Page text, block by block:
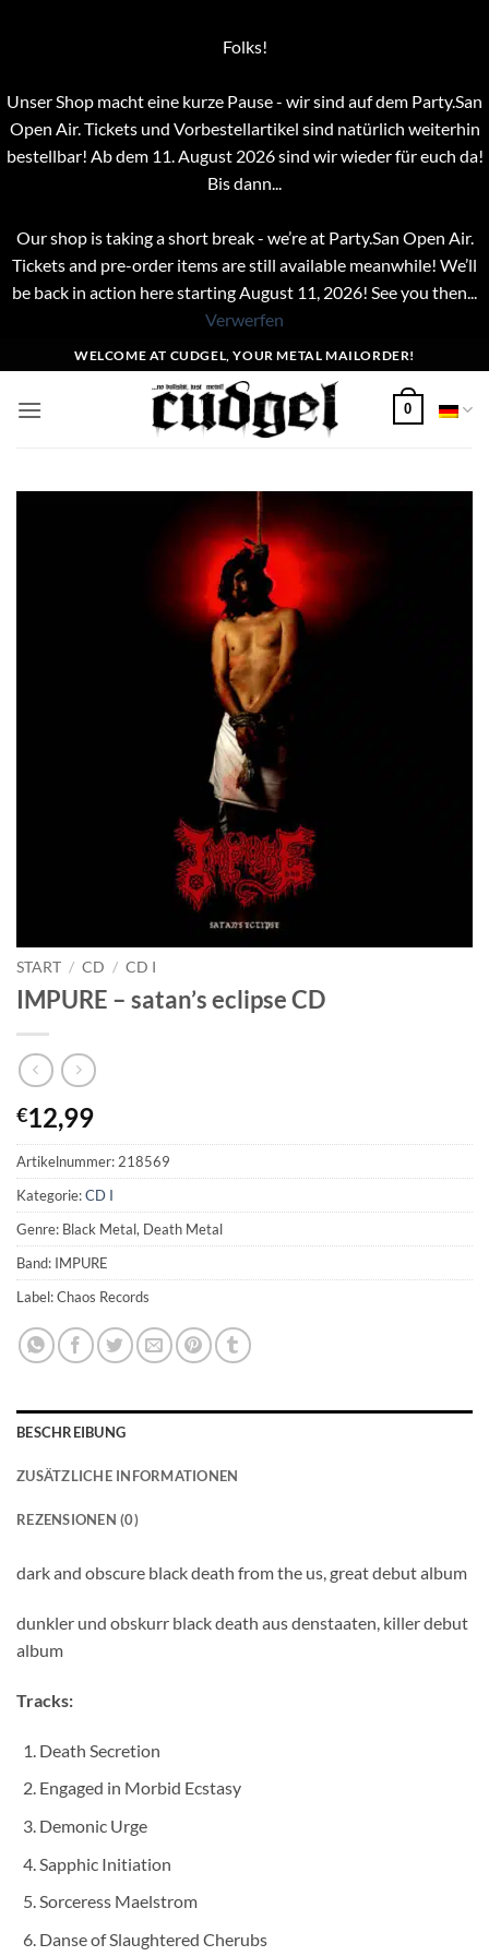
Folks!
Unser Shop macht eine kurze Pause - wir sind auf dem Party.San
Open Air. Tickets und Vorbestellartikel sind natürlich weiterhin
bestellbar! Ab dem 11. August 2026 sind wir wieder für euch da!
Bis dann...
Our shop is taking a short break - we’re at Party.San Open Air.
Tickets and pre-order items are still available meanwhile! We’ll
be back in action here starting August 11, 2026! See you then...
Verwerfen
Inhalt
springen
WELCOME AT CUDGEL, YOUR METAL MAILORDER!
0
START / CD / CD I
IMPURE – satan’s eclipse CD
€12,99
Artikelnummer:218569
Kategorie:CD I
Genre: Black Metal, Death Metal
Band: IMPURE
Label: Chaos Records
BESCHREIBUNG
ZUSÄTZLICHE INFORMATIONEN
REZENSIONEN (0)
dark and obscure black death from the us, great debut album
dunkler und obskurr black death aus denstaaten, killer debut
album
Tracks:
Death Secretion
Engaged in Morbid Ecstasy
Demonic Urge
Sapphic Initiation
Sorceress Maelstrom
Danse of Slaughtered Cherubs